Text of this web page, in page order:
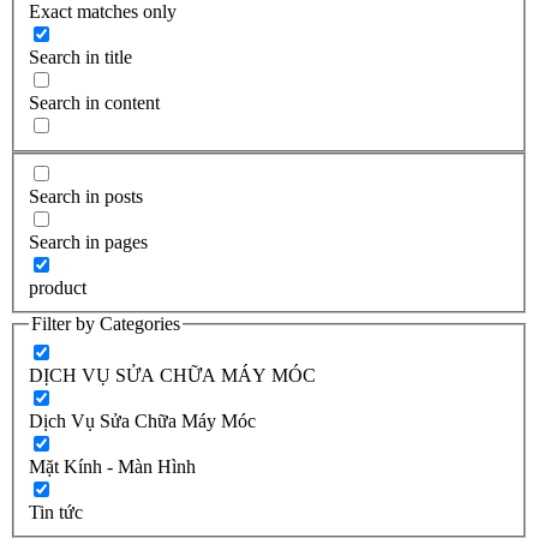
Exact matches only
Search in title
Search in content
Search in posts
Search in pages
product
Filter by Categories
DỊCH VỤ SỬA CHỮA MÁY MÓC
Dịch Vụ Sửa Chữa Máy Móc
Mặt Kính - Màn Hình
Tin tức